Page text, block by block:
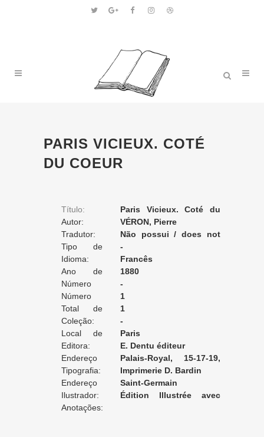
PARIS VICIEUX. COTÉ
DU COEUR
Título:
Paris Vicieux. Coté du
coeur
Autor:
VÉRON, Pierre
Tradutor:
Não possui / does not
apply / ne posséde pas
Tipo de
Tradução:
-
Idioma:
Francês
Ano de
Edição:
1880
Número
da Edição:
-
Número
do Volume:
1
Total de
Volumes:
1
Coleção:
-
Local de
Edição:
Paris
Editora:
E. Dentu éditeur
Endereço
da Editora:
Palais-Royal, 15-17-19,
Galerie d'Orléans
Tipografia:
Imprimerie D. Bardin
Endereço
da Tipografia:
Saint-Germain
Ilustrador:
Édition Illustrée avec
400 dessins de A. Grévin
Anotações: